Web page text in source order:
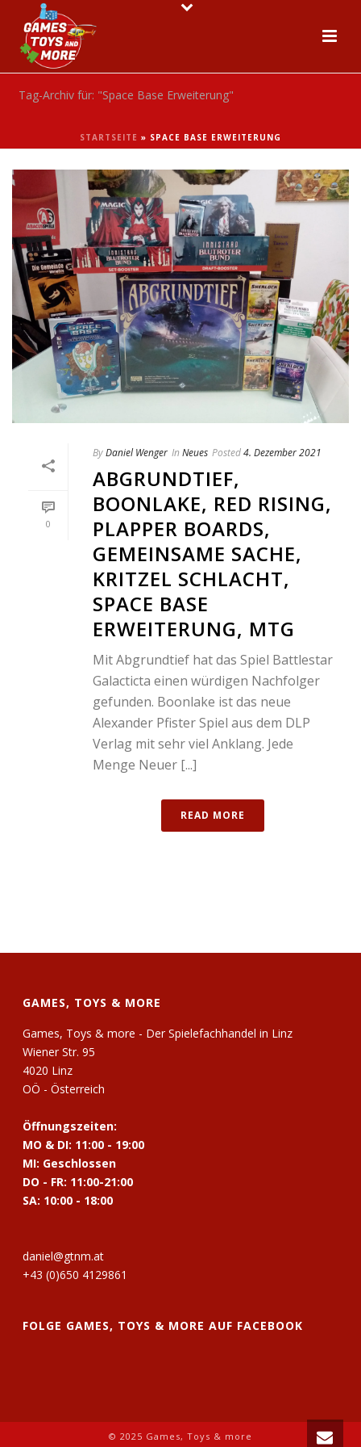
Tag-Archiv für: "Space Base Erweiterung"
STARTSEITE » SPACE BASE ERWEITERUNG
0
ByDaniel Wenger In Neues Posted4. Dezember 2021
ABGRUNDTIEF,
BOONLAKE, RED RISING,
PLAPPER BOARDS,
GEMEINSAME SACHE,
KRITZEL SCHLACHT,
SPACE BASE
ERWEITERUNG, MTG
Mit Abgrundtief hat das Spiel Battlestar
Galacticta einen würdigen Nachfolger
gefunden. Boonlake ist das neue
Alexander Pfister Spiel aus dem DLP
Verlag mit sehr viel Anklang. Jede
Menge Neuer [...]
READ MORE
GAMES, TOYS & MORE
Games, Toys & more - Der Spielefachhandel in Linz
Wiener Str. 95
4020 Linz
OÖ - Österreich
Öffnungszeiten:
MO & DI: 11:00 - 19:00
MI: Geschlossen
DO - FR: 11:00-21:00
SA: 10:00 - 18:00
daniel@gtnm.at
+43 (0)650 4129861
FOLGE GAMES, TOYS & MORE AUF FACEBOOK
© 2025 Games, Toys & more